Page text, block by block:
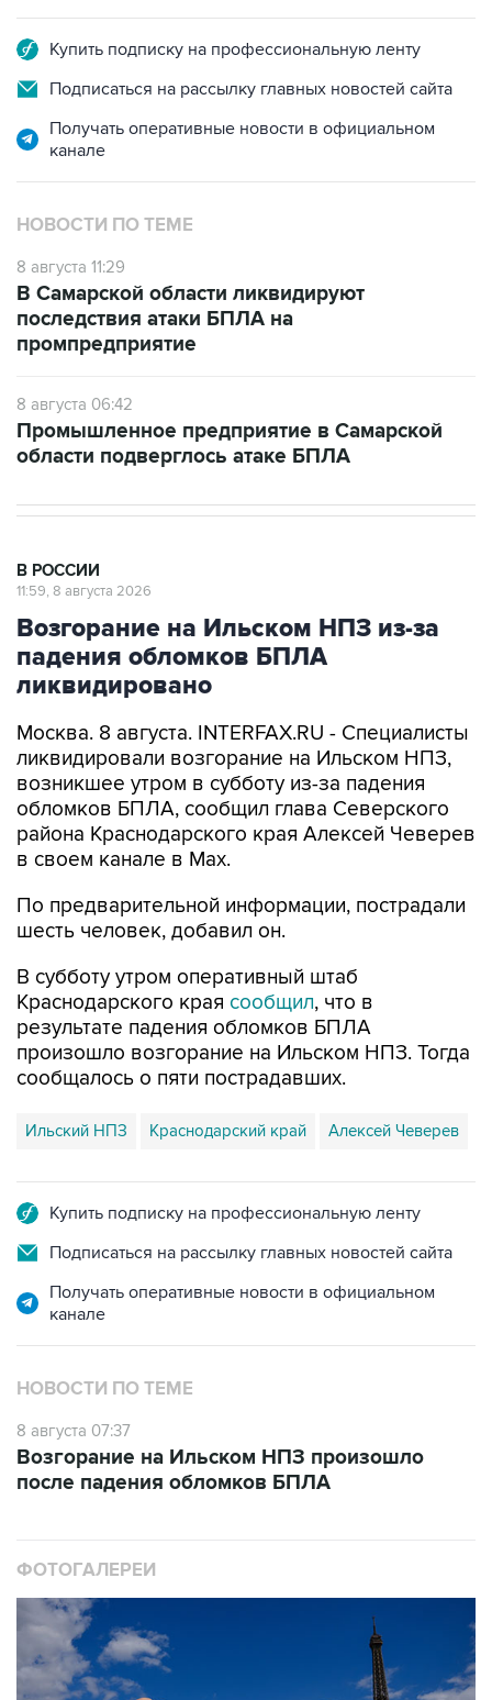
Купить подписку на профессиональную ленту
Подписаться на рассылку главных новостей сайта
Получать оперативные новости в официальном
канале
НОВОСТИ ПО ТЕМЕ
8 августа 11:29
В Самарской области ликвидируют
последствия атаки БПЛА на
промпредприятие
8 августа 06:42
Промышленное предприятие в Самарской
области подверглось атаке БПЛА
В РОССИИ
11:59, 8 августа 2026
Возгорание на Ильском НПЗ из-за
падения обломков БПЛА
ликвидировано
Москва. 8 августа. INTERFAX.RU - Специалисты
ликвидировали возгорание на Ильском НПЗ,
возникшее утром в субботу из-за падения
обломков БПЛА, сообщил глава Северского
района Краснодарского края Алексей Чеверев
в своем канале в Max.
По предварительной информации, пострадали
шесть человек, добавил он.
В субботу утром оперативный штаб
Краснодарского края сообщил, что в
результате падения обломков БПЛА
произошло возгорание на Ильском НПЗ. Тогда
сообщалось о пяти пострадавших.
Ильский НПЗ Краснодарский край Алексей Чеверев
Купить подписку на профессиональную ленту
Подписаться на рассылку главных новостей сайта
Получать оперативные новости в официальном
канале
НОВОСТИ ПО ТЕМЕ
8 августа 07:37
Возгорание на Ильском НПЗ произошло
после падения обломков БПЛА
ФОТОГАЛЕРЕИ